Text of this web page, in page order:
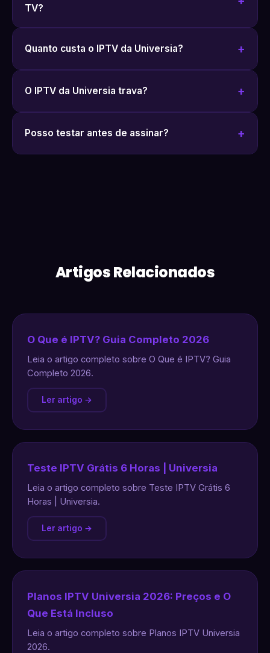
TV?
Quanto custa o IPTV da Universia?
O IPTV da Universia trava?
Posso testar antes de assinar?
Artigos Relacionados
O Que é IPTV? Guia Completo 2026
Leia o artigo completo sobre O Que é IPTV? Guia
Completo 2026.
Ler artigo →
Teste IPTV Grátis 6 Horas | Universia
Leia o artigo completo sobre Teste IPTV Grátis 6
Horas | Universia.
Ler artigo →
Planos IPTV Universia 2026: Preços e O
Que Está Incluso
Leia o artigo completo sobre Planos IPTV Universia
2026.